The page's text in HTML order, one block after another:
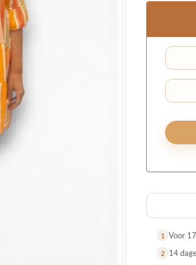
1 Voor
2 14